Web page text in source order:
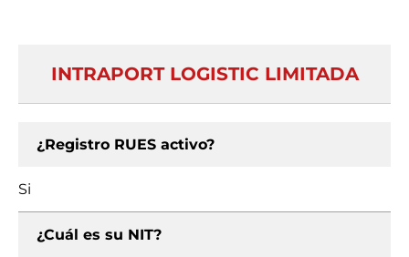
INTRAPORT LOGISTIC LIMITADA
¿Registro RUES activo?
Si
¿Cuál es su NIT?